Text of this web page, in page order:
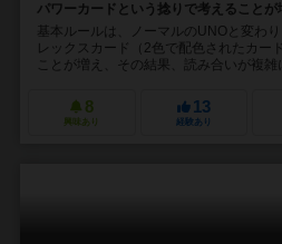
パワーカードという捻りで考えることが
基本ルールは、ノーマルのUNOと変わ
レックスカード（2色で配色されたカー
ことが増え、その結果、読み合いが複雑
8
興味あり
13
経験あり